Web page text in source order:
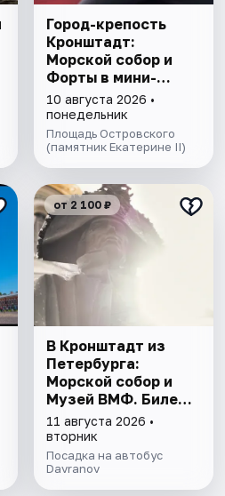
Город-крепость
Кронштадт:
Морской собор и
Форты в мини-
группе
10 августа 2026 •
понедельник
Площадь Островского
(памятник Екатерине II)
от 2 100 ₽
В Кронштадт из
Петербурга:
Морской собор и
Музей ВМФ. Билеты
включены
11 августа 2026 •
вторник
Посадка на автобус
Davranov